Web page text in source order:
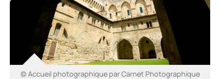
© Accueil photographique par Carnet Photographique